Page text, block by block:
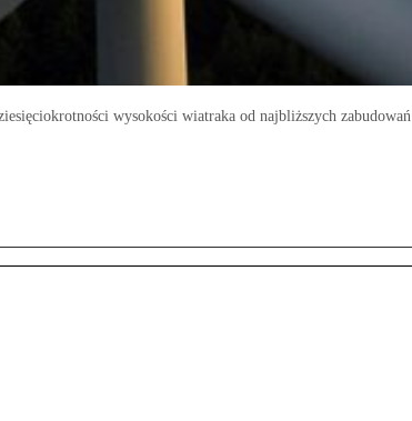
wysokości wiatraka od najbliższych zabudowań